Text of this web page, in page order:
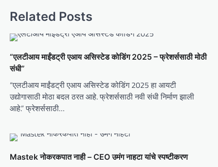
n
a
v
i
g
a
t
i
n
Related Posts
“एलटीआय माईंडट्री एआय असिस्टेड कोडिंग 2025 – फ्रेशर्ससाठी मोठी
संधी”
“एलटीआय माईंडट्री एआय असिस्टेड कोडिंग 2025 हा आयटी
उद्योगासाठी मोठा बदल ठरत आहे. फ्रेशर्ससाठी नवी संधी निर्माण झाली
आहे.” फ्रेशर्ससाठी…
Mastek नोकरकपात नाही – CEO उमंग नाहटा यांचे स्पष्टीकरण